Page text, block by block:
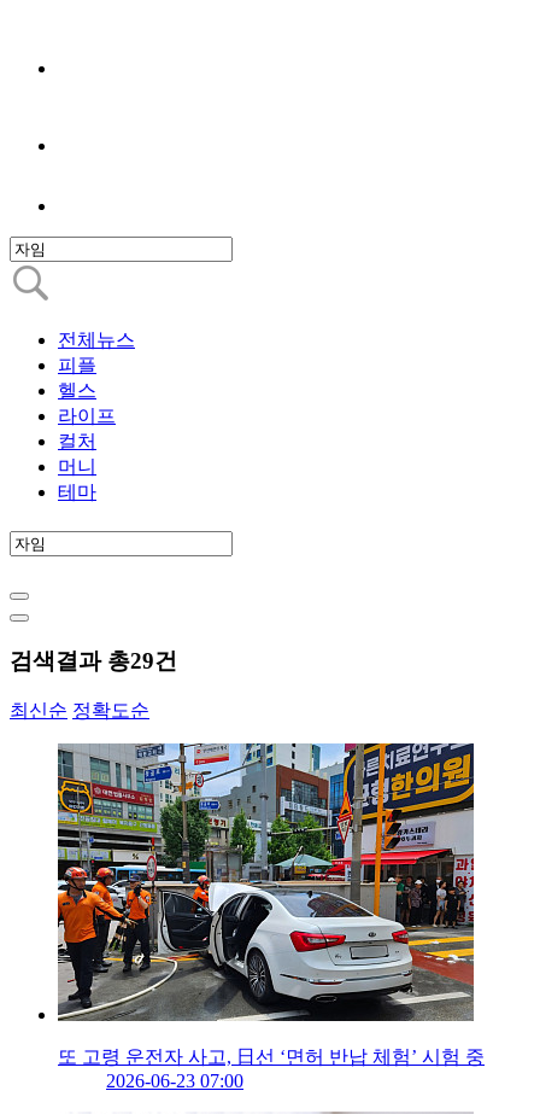
전체뉴스
피플
헬스
라이프
컬처
머니
테마
검색결과 총29건
최신순 정확도순
또 고령 운전자 사고, 日선 ‘면허 반납 체험’ 시험 중
2026-06-23 07:00